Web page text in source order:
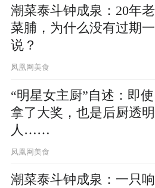
潮菜泰斗钟成泉：20年老
菜脯，为什么没有过期一
说？
凤凰网美食
“明星女主厨”自述：即使
拿了大奖，也是后厨透明
人……
凤凰网美食
潮菜泰斗钟成泉：一只响